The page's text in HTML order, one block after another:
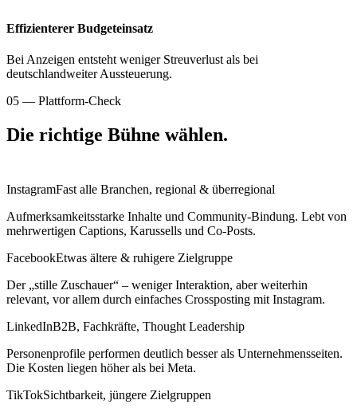
Effizienterer Budgeteinsatz
Bei Anzeigen entsteht weniger Streuverlust als bei
deutschlandweiter Aussteuerung.
05 — Plattform-Check
Die richtige Bühne wählen.
InstagramFast alle Branchen, regional & überregional
Aufmerksamkeitsstarke Inhalte und Community-Bindung. Lebt von
mehrwertigen Captions, Karussells und Co-Posts.
FacebookEtwas ältere & ruhigere Zielgruppe
Der „stille Zuschauer“ – weniger Interaktion, aber weiterhin
relevant, vor allem durch einfaches Crossposting mit Instagram.
LinkedInB2B, Fachkräfte, Thought Leadership
Personenprofile performen deutlich besser als Unternehmensseiten.
Die Kosten liegen höher als bei Meta.
TikTokSichtbarkeit, jüngere Zielgruppen